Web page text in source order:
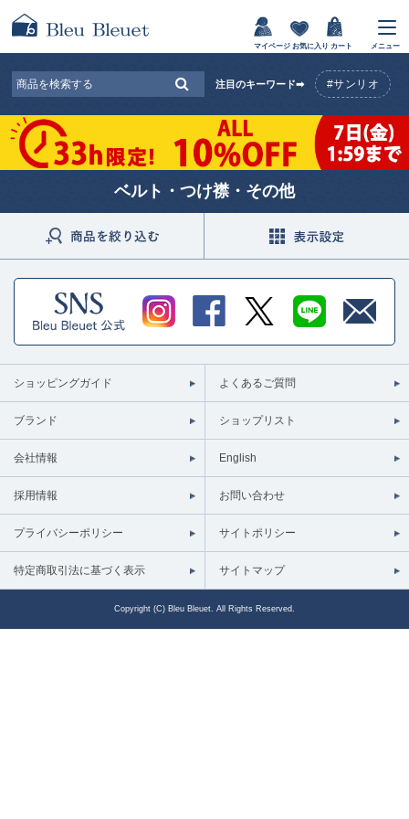
マイページ お気に入り カート メニュー
注目のキーワード➡ #サンリオ
ベルト・つけ襟・その他
ショッピングガイド よくあるご質問
ブランド ショップリスト
会社情報 English
採用情報 お問い合わせ
プライバシーポリシー サイトポリシー
特定商取引法に基づく表示 サイトマップ
Copyright (C) Bleu Bleuet. All Rights Reserved.